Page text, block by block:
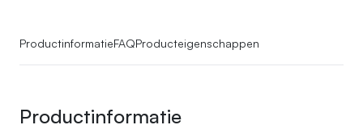
ProductinformatieFAQProducteigenschappen
Productinformatie